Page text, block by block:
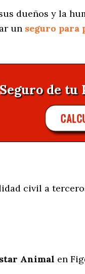
dueños y la
un seguro para
de tu
civil a
Animal en